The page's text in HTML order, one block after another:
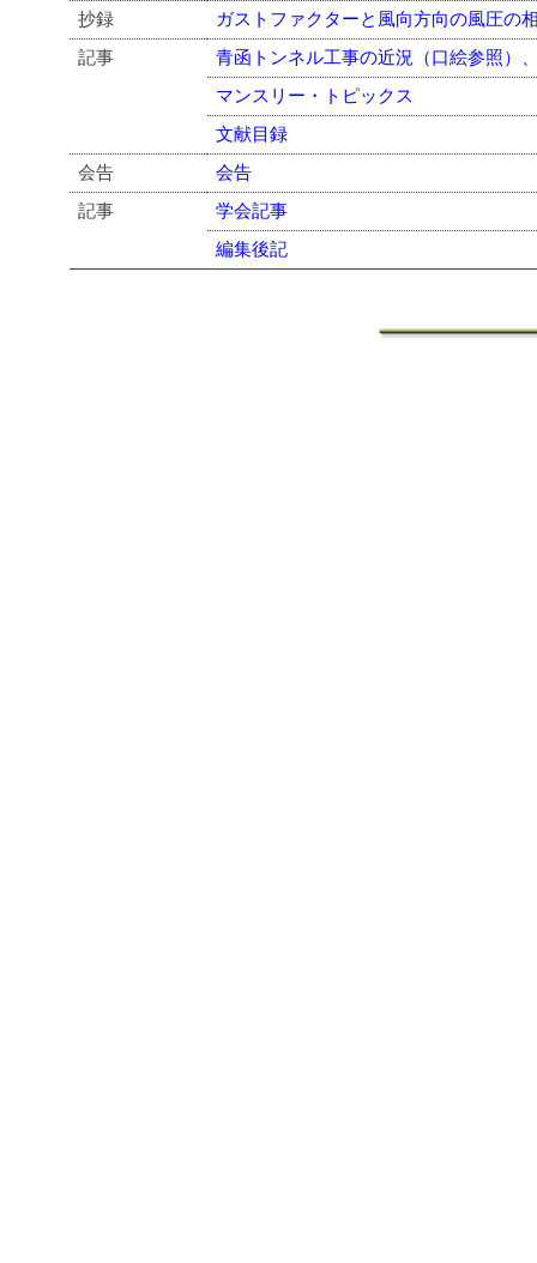
抄録
ガストファクターと風向方向の風圧の
記事
青函トンネル工事の近況（口絵参照）
マンスリー・トピックス
文献目録
会告
会告
記事
学会記事
編集後記